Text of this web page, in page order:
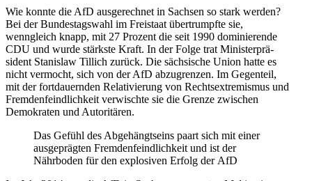
Wie konnte die AfD ausge­rechnet in Sachsen so stark werden?
Bei der Bundes­tagswahl im Freistaat übertrumpfte sie,
wenngleich knapp, mit 27 Prozent die seit 1990 dominie­rende
CDU und wurde stärkste Kraft. In der Folge trat Minis­ter­prä­
sident Stanislaw Tillich zurück. Die sächsische Union hatte es
nicht vermocht, sich von der AfD abzugrenzen. Im Gegenteil,
mit der fortdau­ernden Relati­vierung von Rechts­extre­mismus und
Fremden­feind­lichkeit verwischte sie die Grenze zwischen
Demokraten und Autoritären.
Das Gefühl des Abgehäng­tseins paart sich mit einer
ausge­prägten Fremden­feind­lichkeit und ist der
Nährboden für den explo­siven Erfolg der AfD